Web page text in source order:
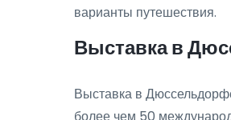
варианты путешествия.
Выставка в
Выставка в